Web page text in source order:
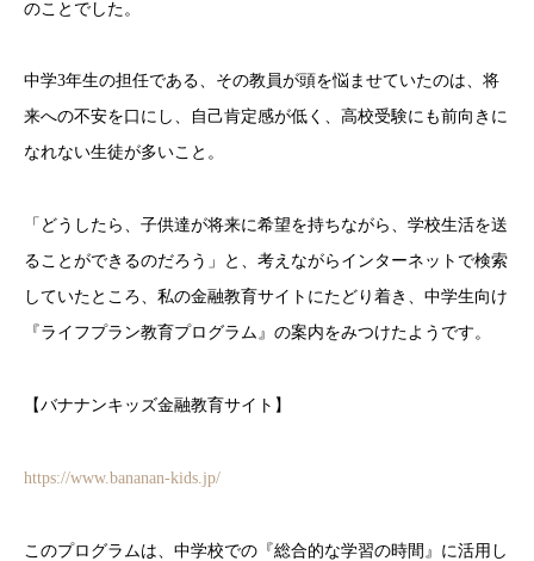
のことでした。
中学3年生の担任である、その教員が頭を悩ませていたのは、将
来への不安を口にし、自己肯定感が低く、高校受験にも前向きに
なれない生徒が多いこと。
「どうしたら、子供達が将来に希望を持ちながら、学校生活を送
ることができるのだろう」と、考えながらインターネットで検索
していたところ、私の金融教育サイトにたどり着き、中学生向け
『ライフプラン教育プログラム』の案内をみつけたようです。
【バナナンキッズ金融教育サイト】
https://www.bananan-kids.jp/
このプログラムは、中学校での『総合的な学習の時間』に活用し